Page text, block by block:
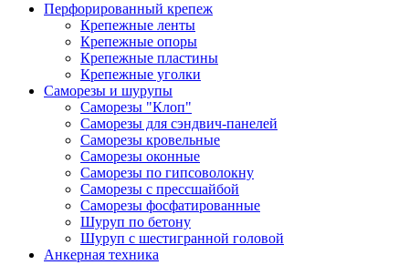
Перфорированный крепеж
Крепежные ленты
Крепежные опоры
Крепежные пластины
Крепежные уголки
Саморезы и шурупы
Саморезы "Клоп"
Саморезы для сэндвич-панелей
Саморезы кровельные
Саморезы оконные
Саморезы по гипсоволокну
Саморезы с прессшайбой
Саморезы фосфатированные
Шуруп по бетону
Шуруп с шестигранной головой
Анкерная техника